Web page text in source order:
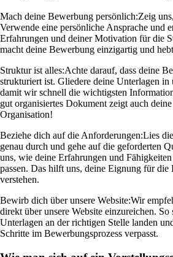
Mach deine Bewerbung persönlich:Zeig
Verwende eine persönliche Ansprache und
Erfahrungen und deiner Motivation für die
macht deine Bewerbung einzigartig und
Struktur ist alles:Achte darauf, dass deine
strukturiert ist. Gliedere deine Unterlagen in
damit wir schnell die wichtigsten
gut organisiertes Dokument zeigt auch
Organisation!
Beziehe dich auf die Anforderungen:Lies
genau durch und gehe auf die geforderten
uns, wie deine Erfahrungen und
passen. Das hilft uns, deine Eignung für die
verstehen.
Bewirb dich über unsere Website:Wir
direkt über unsere Website einzureichen. So
Unterlagen an der richtigen Stelle landen
Schritte im Bewerbungsprozess verpasst.